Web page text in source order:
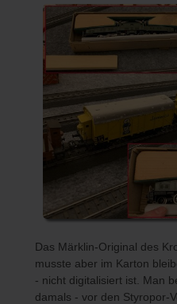
Das Märklin-Original des
musste aber im Karton
- nicht digitalisiert ist. Man
damals - vor den Styropor-